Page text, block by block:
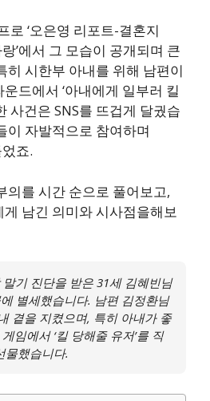
로 ‘오은영 리포트-결혼지
랑’에서 그 모습이 공개되며 큰
히 시한부 아내를 위해 남편이
드에서 ‘아내에게 일부러 킬
사건은 SNS를 뜨겁게 달궜습
이 자발적으로 참여하며
죠.
의를 시간 순으로 풀어보고,
남긴 의미와 시사점을해보
기 진단을 받은 31세 김혜빈님
별세했습니다. 남편 김정환님
곁을 지켰으며, 특히 아내가 좋
임에서 ‘킬 당해줄 유저’를 직
물했습니다.